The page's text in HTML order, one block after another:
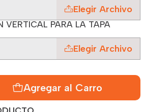
Elegir Archivo
VERTICAL PARA LA TAPA
Elegir Archivo
Agregar al Carro